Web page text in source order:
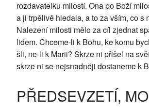
rozdavatelku milostí. Ona po Boží
a ji trpělivě hledala, a to za vším, co s
Nalezení milosti mělo za cíl zjednat
lidem. Chceme-li k Bohu, ke komu
šli, ne-li k Marii? Skrze ni přišel na
skrze ni se nejsnadněji dostaneme k
PŘEDSEVZETÍ,